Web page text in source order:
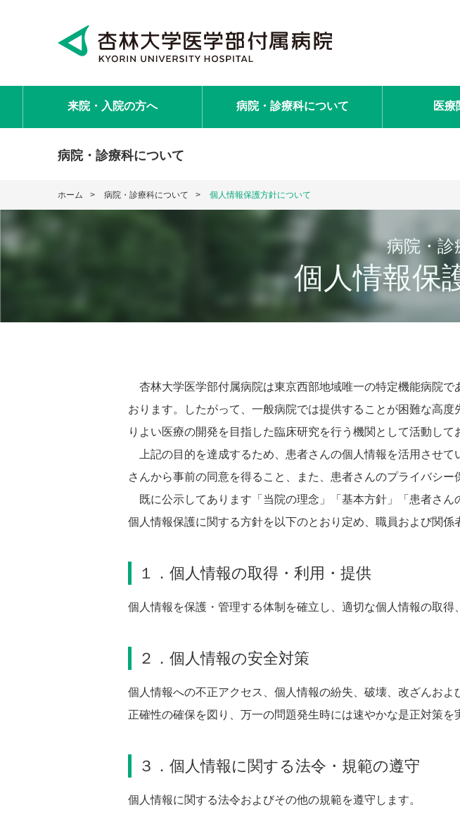
来院・入院の方へ 病院・診療科について 医療
病院・診療科について
ホーム 病院・診療科について 個人情報保護方針について
病院・診
個人情報保
杏林大学医学部付属病院は東京西部地域唯一の特定機能病院
おります。したがって、一般病院では提供することが困難な高
りよい医療の開発を目指した臨床研究を行う機関として活動して
上記の目的を達成するため、患者さんの個人情報を活用させ
さんから事前の同意を得ること、また、患者さんのプライバシー
既に公示してあります「当院の理念」「基本方針」「患者さん
個人情報保護に関する方針を以下のとおり定め、職員および関
１．個人情報の取得・利用・提供
個人情報を保護・管理する体制を確立し、適切な個人情報の取
２．個人情報の安全対策
個人情報への不正アクセス、個人情報の紛失、破壊、改ざんお
正確性の確保を図り、万一の問題発生時には速やかな是正対策を
３．個人情報に関する法令・規範の遵守
個人情報に関する法令およびその他の規範を遵守します。